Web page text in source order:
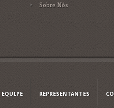
Sobre Nós
EQUIPE REPRESENTANTES